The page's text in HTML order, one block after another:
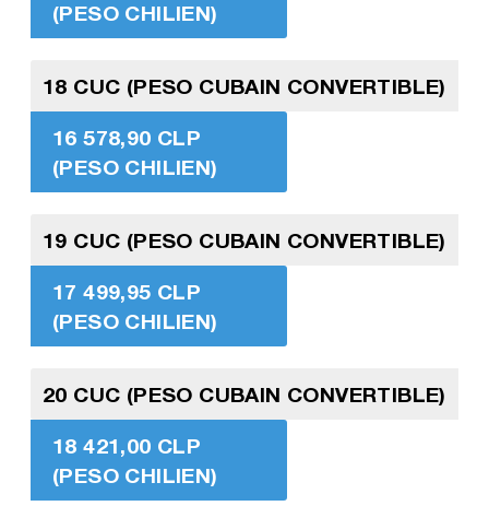
(PESO CHILIEN)
18 CUC (PESO CUBAIN CONVERTIBLE)
16 578,90 CLP
(PESO CHILIEN)
19 CUC (PESO CUBAIN CONVERTIBLE)
17 499,95 CLP
(PESO CHILIEN)
20 CUC (PESO CUBAIN CONVERTIBLE)
18 421,00 CLP
(PESO CHILIEN)